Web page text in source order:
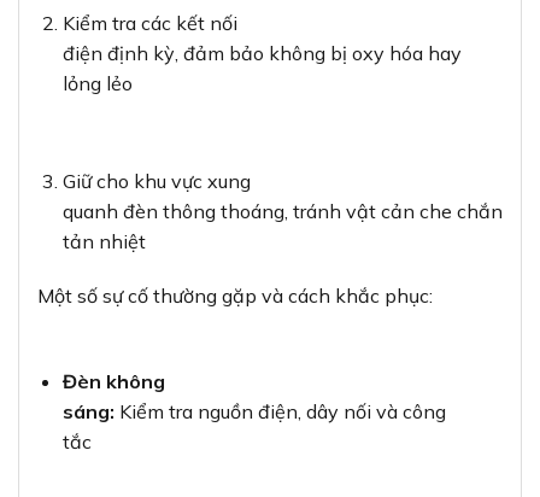
Kiểm tra các kết nối
điện định kỳ, đảm bảo không bị oxy hóa hay
lỏng lẻo
Giữ cho khu vực xung
quanh đèn thông thoáng, tránh vật cản che chắn
tản nhiệt
Một số sự cố thường gặp và cách khắc phục:
Đèn không
sáng: Kiểm tra nguồn điện, dây nối và công
tắc